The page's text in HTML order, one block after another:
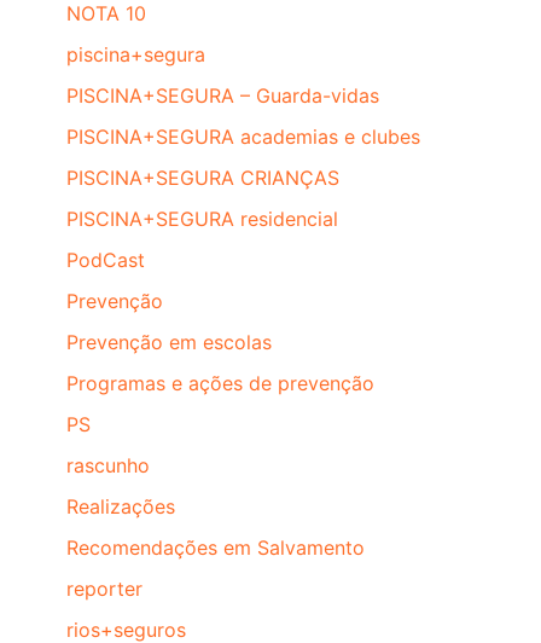
NOTA 10
piscina+segura
PISCINA+SEGURA – Guarda-vidas
PISCINA+SEGURA academias e clubes
PISCINA+SEGURA CRIANÇAS
PISCINA+SEGURA residencial
PodCast
Prevenção
Prevenção em escolas
Programas e ações de prevenção
PS
rascunho
Realizações
Recomendações em Salvamento
reporter
rios+seguros